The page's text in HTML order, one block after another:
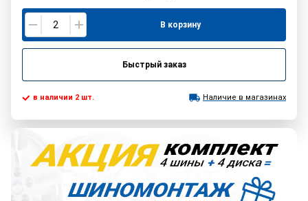
В корзину
Быстрый заказ
в наличии 2 шт. Наличие в магазинах